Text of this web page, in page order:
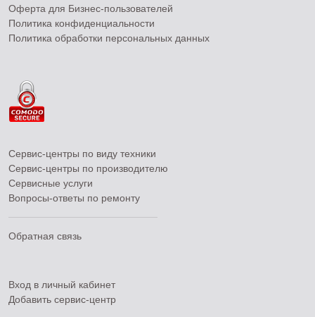
Оферта для Бизнес-пользователей
Политика конфиденциальности
Политика обработки персональных данных
Сервис-центры по виду техники
Сервис-центры по производителю
Сервисные услуги
Вопросы-ответы по ремонту
Обратная связь
Вход в личный кабинет
Добавить сервис-центр